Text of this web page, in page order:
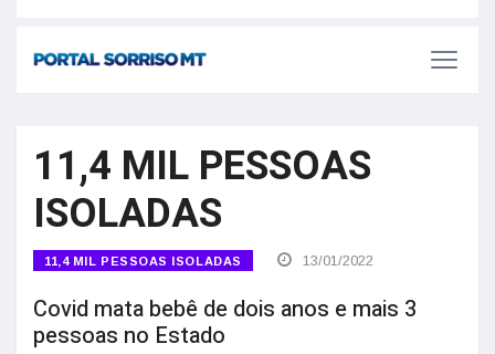
11,4 MIL PESSOAS
ISOLADAS
11,4 MIL PESSOAS ISOLADAS 13/01/2022
Covid mata bebê de dois anos e mais 3
pessoas no Estado